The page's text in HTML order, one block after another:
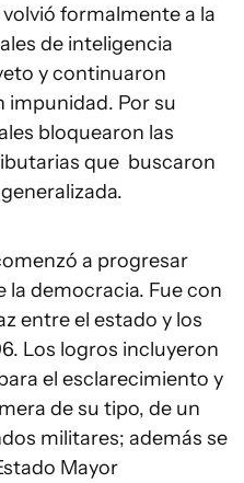
volvió formalmente a la
de inteligencia
y continuaron
Por su
bloquearon las
que buscaron
a progresar
democracia. Fue con
entre el estado y los
Los logros incluyeron
el esclarecimiento y
de su tipo, de un
militares; además se
Mayor